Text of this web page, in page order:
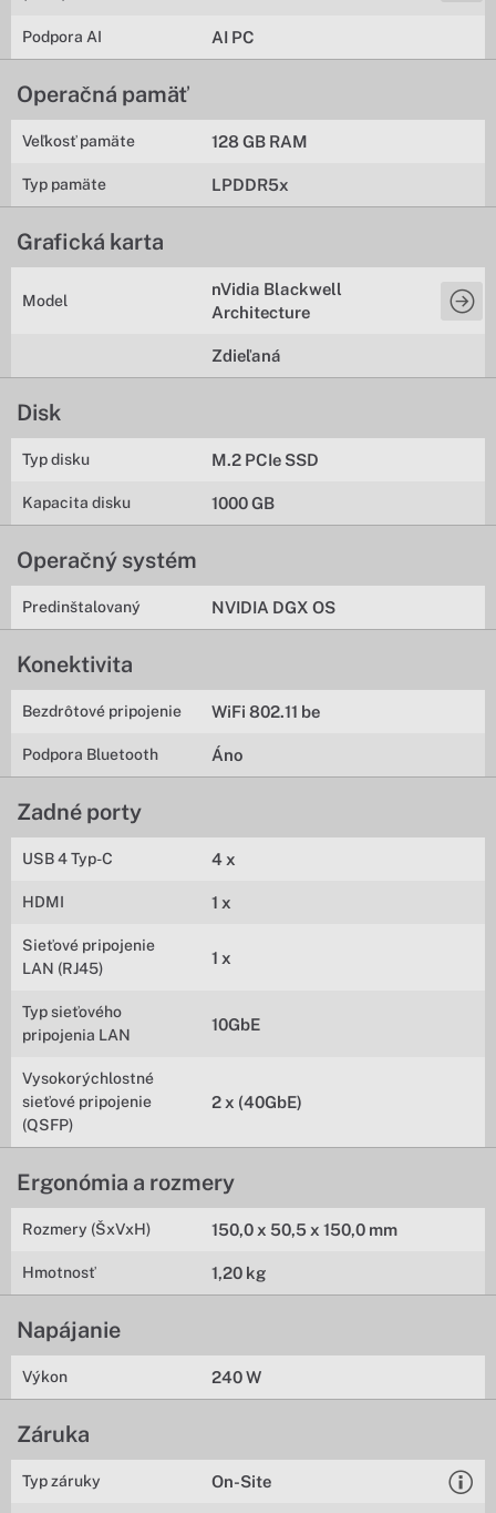
Podpora AI AI PC
Operačná pamäť
Veľkosť pamäte 128 GB RAM
Typ pamäte LPDDR5x
Grafická karta
Model
nVidia Blackwell
Architecture
Zdieľaná
Disk
Typ disku M.2 PCIe SSD
Kapacita disku 1000 GB
Operačný systém
Predinštalovaný NVIDIA DGX OS
Konektivita
Bezdrôtové pripojenie WiFi 802.11 be
Podpora Bluetooth Áno
Zadné porty
USB 4 Typ-C 4 x
HDMI 1 x
Sieťové pripojenie
LAN (RJ45)
1 x
Typ sieťového
pripojenia LAN
10GbE
Vysokorýchlostné
sieťové pripojenie
(QSFP)
2 x (40GbE)
Ergonómia a rozmery
Rozmery (ŠxVxH) 150,0 x 50,5 x 150,0 mm
Hmotnosť 1,20 kg
Napájanie
Výkon 240 W
Záruka
Typ záruky On-Site